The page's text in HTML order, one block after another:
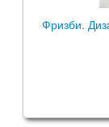
Фризби.